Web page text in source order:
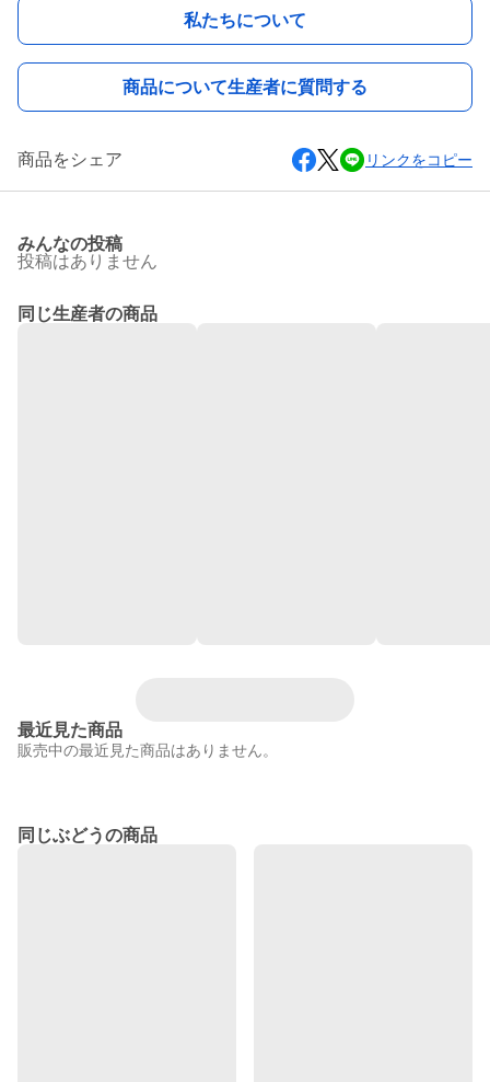
私たちについて
商品について生産者に質問する
商品をシェア リンクをコピー
みんなの投稿
投稿はありません
同じ生産者の商品
最近見た商品
販売中の最近見た商品はありません。
同じぶどうの商品